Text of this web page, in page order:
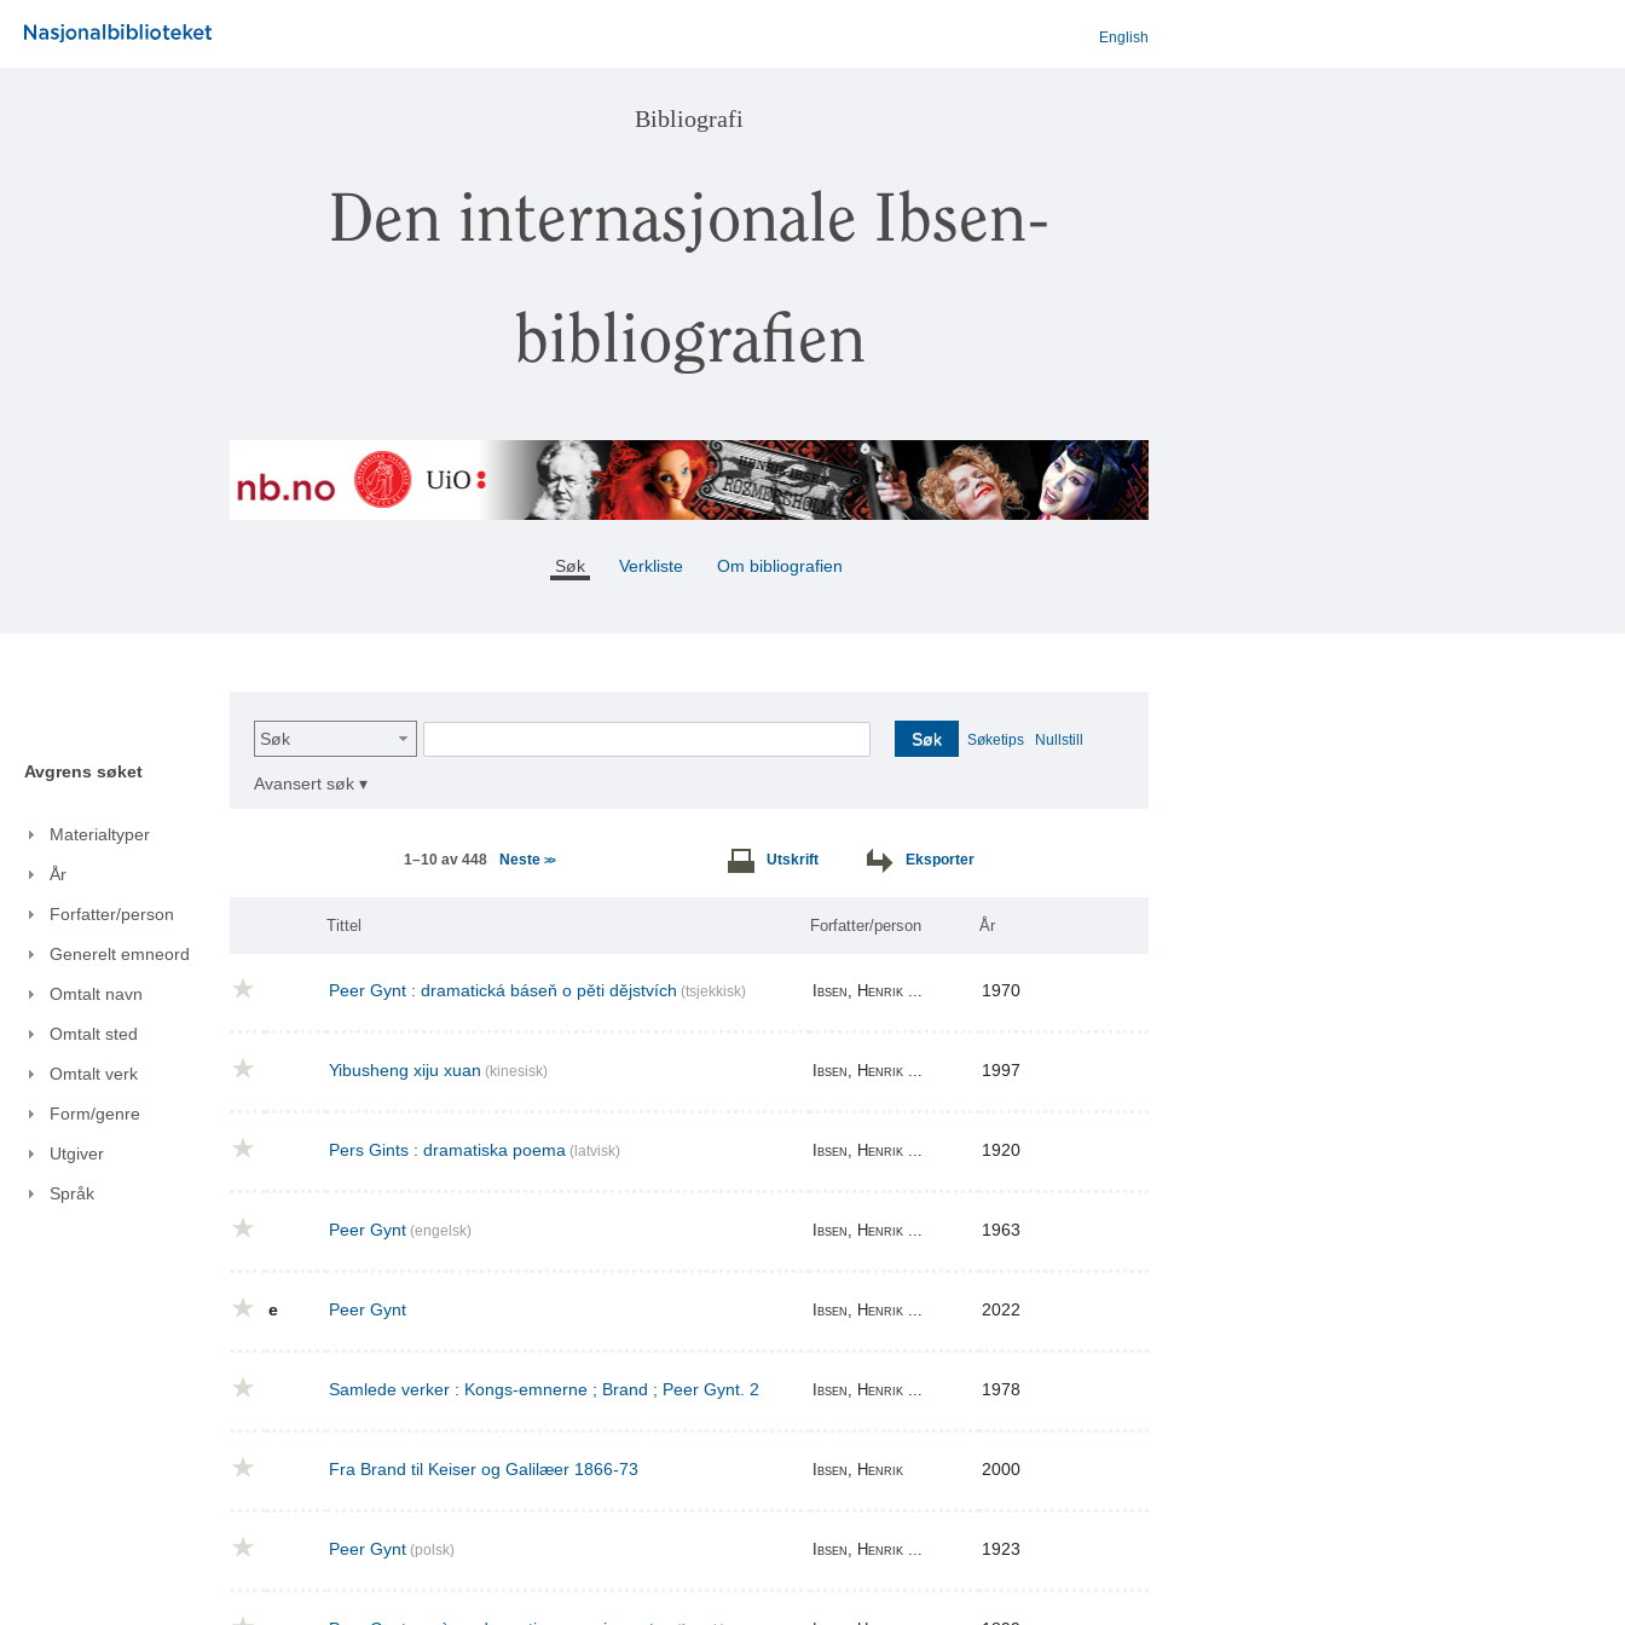
English
Bibliografi
Den internasjonale Ibsen-
bibliografien
Søk Verkliste Om bibliografien
Avgrens søket
Materialtyper
År
Forfatter/person
Generelt emneord
Omtalt navn
Omtalt sted
Omtalt verk
Form/genre
Utgiver
Språk
Søk Søk Søketips Nullstill
Avansert søk ▾
1–10 av 448 Neste >> Utskrift Eksporter
Tittel Forfatter/person År
Peer Gynt : dramatická báseň o pěti dějstvích (tsjekkisk) Ibsen, Henrik ... 1970
Yibusheng xiju xuan (kinesisk) Ibsen, Henrik ... 1997
Pers Gints : dramatiska poema (latvisk) Ibsen, Henrik ... 1920
Peer Gynt (engelsk) Ibsen, Henrik ... 1963
e Peer Gynt Ibsen, Henrik ... 2022
Samlede verker : Kongs-emnerne ; Brand ; Peer Gynt. 2 Ibsen, Henrik ... 1978
Fra Brand til Keiser og Galilæer 1866-73 Ibsen, Henrik 2000
Peer Gynt (polsk) Ibsen, Henrik ... 1923